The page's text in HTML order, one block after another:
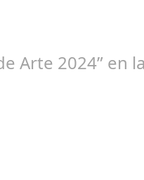
Arte 2024” en